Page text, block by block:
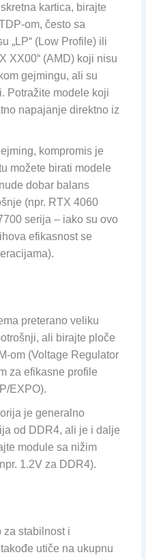
kartica, birajte
om, često sa
„LP“ (Low Profile) ili
XX00“ (AMD) koji nisu
gejmingu, ali su
Potražite modele koji
napajanje direktno iz
kompromis je
možete birati modele
dobar balans
(npr. RTX 4060
serija – iako su ovo
efikasnost se
preterano veliku
ali birajte ploče
om (Voltage Regulator
za efikasne profile
EXPO).
je generalno
od DDR4, ali je i dalje
module sa nižim
1.2V za DDR4).
za stabilnost i
utiče na ukupnu